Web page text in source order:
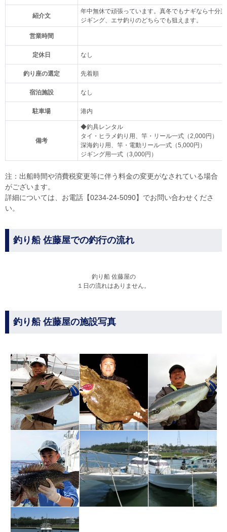
紹介文
年中無休で頑張っています。真冬でもナギなら十分
ジギング、エサ釣りのどちらでも狙えます。
営業時間
定休日 なし
釣り座の選定 先着順
宿泊施設 なし
駐車場 港内
備考
◆釣具レンタル
タイ・ヒラメ釣り用、竿・リール一式（2,000円）
深海釣り用、竿・電動リール一式（5,000円）
ジギング用一式（3,000円）
注：出船時間や消費税変更等に伴う料金の変更がなされている場合
がございます。
詳細については、お電話【0234-24-5090】でお問い合わせくださ
い。
釣り船 佐藤屋での釣行の流れ
釣り船 佐藤屋の
１日の流れはありません。
釣り船 佐藤屋の施設写真